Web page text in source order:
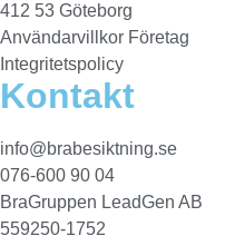
412 53 Göteborg
Användarvillkor Företag
Integritetspolicy
Kontakt
info@brabesiktning.se
076-600 90 04
BraGruppen LeadGen AB
559250-1752